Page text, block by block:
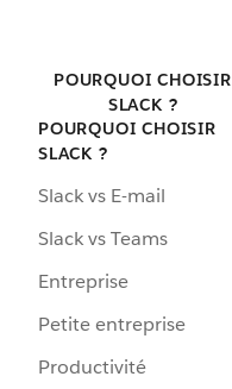
POURQUOI CHOISIR
SLACK ?
POURQUOI CHOISIR
SLACK ?
Slack vs E-mail
Slack vs Teams
Entreprise
Petite entreprise
Productivité